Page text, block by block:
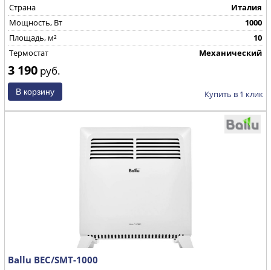
Страна
Италия
Mощность, Вт
1000
Площадь, м²
10
Термостат
Механический
3 190 руб.
Купить в 1 клик
Ballu BEC/SMT-1000